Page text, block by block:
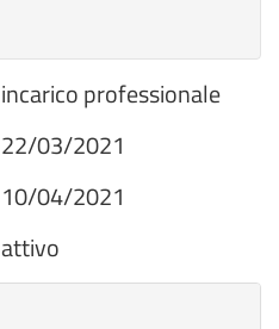
incarico professionale
22/03/2021
10/04/2021
attivo